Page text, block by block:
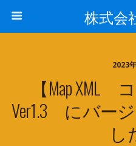
株式会
2023
【Map XML
Ver1.3 にバー
し